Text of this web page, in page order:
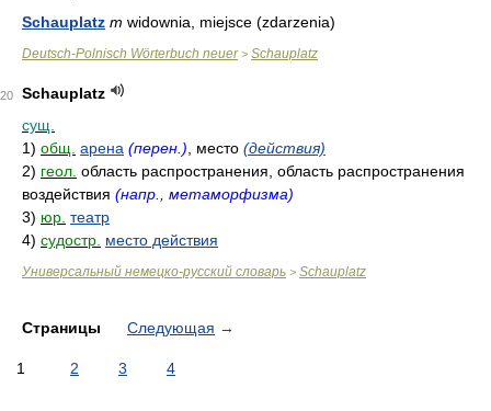
Schauplatz m widownia, miejsce (zdarzenia)
Deutsch-Polnisch Wörterbuch neuer> Schauplatz
20
Schauplatz
сущ.
1) общ. арена (перен.) , место (действия)
2) геол. область распространения, область распространения
воздействия (напр., метаморфизма)
3) юр. театр
4) судостр. место действия
Универсальный немецко-русский словарь > Schauplatz
Страницы Следующая →
1 2 3 4